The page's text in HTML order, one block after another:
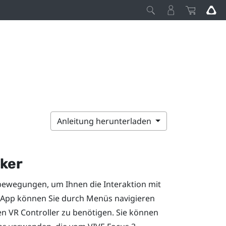
Anleitung herunterladen
um Ihnen die Interaktion mit
können Sie durch Menüs navigieren
VR Controller zu benötigen. Sie können